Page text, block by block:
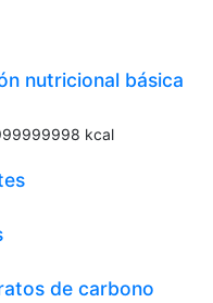
nutricional básica
kcal
de carbono